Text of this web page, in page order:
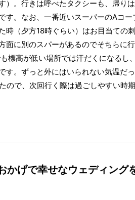
）。行きは呼べたタクシーも、帰り
す。なお、一番近いスーパーのAコー
時（夕方18時ぐらい）はお目当ての
面に別のスパーがあるのでそちらに
標高が低い場所では汗だくになるし
す。ずっと外にはいられない気温だ
ので、次回行く際は過ごしやすい時
げで幸せなウェディング